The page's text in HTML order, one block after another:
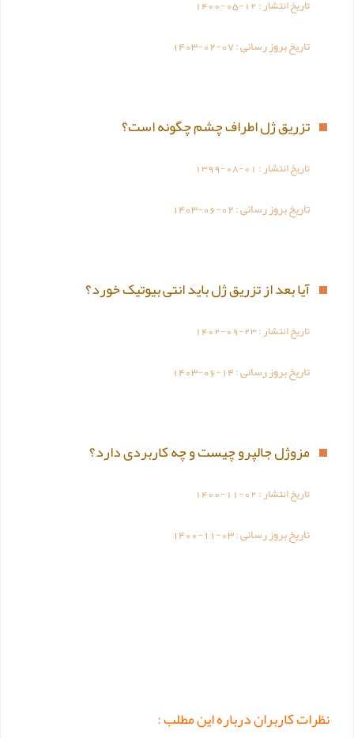
تاریخ انتشار :1400-05-12
تاریخ بروز رسانی :1403-02-07
تزریق ژل اطراف چشم چگونه است؟
تاریخ انتشار : 1399-08-01
تاریخ بروز رسانی :1403-06-02
آیا بعد از تزریق ژل باید انتی بیوتیک خورد؟
تاریخ انتشار :1402-09-23
تاریخ بروز رسانی :1403-06-14
مزوژل جالپرو چیست و چه کاربردی دارد؟
تاریخ انتشار :1400-11-02
تاریخ بروز رسانی :1400-11-03
نظرات کاربران درباره این مطلب :